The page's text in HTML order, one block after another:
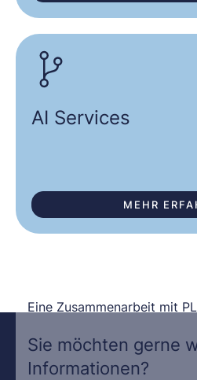
AI Services
MEHR
Eine Zusammenarbeit mit
Sie möchten gerne
Informationen?